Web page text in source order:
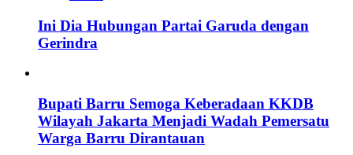
Ini Dia Hubungan Partai Garuda dengan
Gerindra
Bupati Barru Semoga Keberadaan KKDB
Wilayah Jakarta Menjadi Wadah Pemersatu
Warga Barru Dirantauan